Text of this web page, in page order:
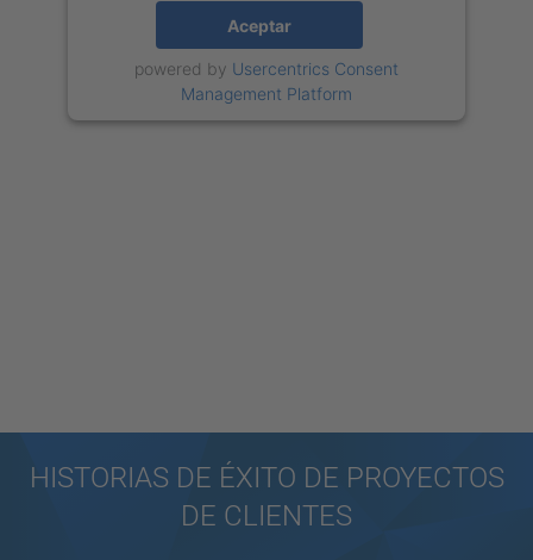
Aceptar
powered by Usercentrics Consent
Management Platform
HISTORIAS DE ÉXITO DE PROYECTOS
DE CLIENTES